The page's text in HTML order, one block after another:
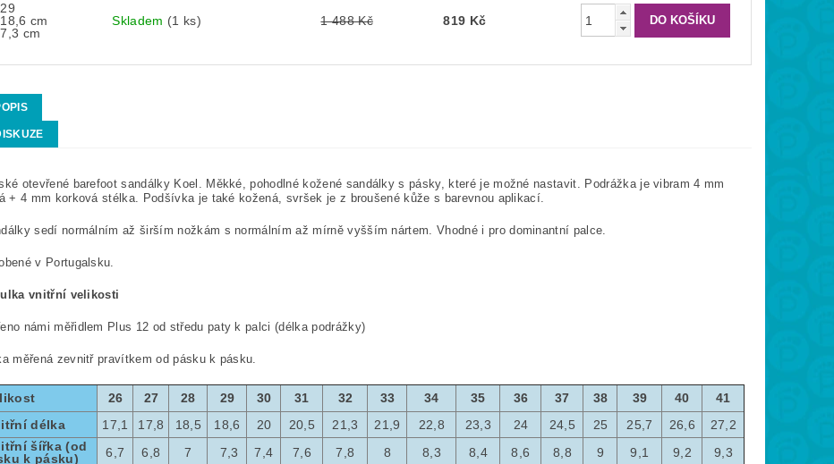
29
18,6 cm
7,3 cm
Skladem (1 ks) 1 488 Kč 819 Kč
otevřené barefoot sandálky Koel. Měkké, pohodlné kožené sandálky s pásky, které je možné nastavit. Podrážka je vibram 4 mm
+ 4 mm korková stélka. Podšívka je také kožená, svršek je z broušené kůže s barevnou aplikací.
sedí normálním až širším nožkám s normálním až mírně vyšším nártem. Vhodné i pro dominantní palce.
v Portugalsku.
vnitřní velikosti
námi měřidlem Plus 12 od středu paty k palci (délka podrážky)
měřená zevnitř pravítkem od pásku k pásku.
26 27 28 29 30 31 32 33 34 35 36 37 38 39 40
41
délka
17,1 17,8 18,5 18,6 20 20,5 21,3 21,9 22,8 23,3 24 24,5 25 25,7 26,6
27,2
šířka (od
k pásku)
6,7 6,8 7 7,3 7,4 7,6 7,8 8 8,3 8,4 8,6 8,8 9 9,1 9,2 9,3